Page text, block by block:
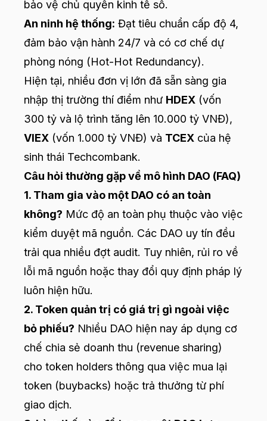
bảo vệ chủ quyền kinh tế số.
An ninh hệ thống: Đạt tiêu chuẩn cấp độ 4,
đảm bảo vận hành 24/7 và có cơ chế dự
phòng nóng (Hot-Hot Redundancy).
Hiện tại, nhiều đơn vị lớn đã sẵn sàng gia
nhập thị trường thí điểm như HDEX (vốn
300 tỷ và lộ trình tăng lên 10.000 tỷ VNĐ),
VIEX (vốn 1.000 tỷ VNĐ) và TCEX của hệ
sinh thái Techcombank.
Câu hỏi thường gặp về mô hình DAO (FAQ)
1. Tham gia vào một DAO có an toàn
không? Mức độ an toàn phụ thuộc vào việc
kiểm duyệt mã nguồn. Các DAO uy tín đều
trải qua nhiều đợt audit. Tuy nhiên, rủi ro về
lỗi mã nguồn hoặc thay đổi quy định pháp lý
luôn hiện hữu.
2. Token quản trị có giá trị gì ngoài việc
bỏ phiếu? Nhiều DAO hiện nay áp dụng cơ
chế chia sẻ doanh thu (revenue sharing)
cho token holders thông qua việc mua lại
token (buybacks) hoặc trả thưởng từ phí
giao dịch.